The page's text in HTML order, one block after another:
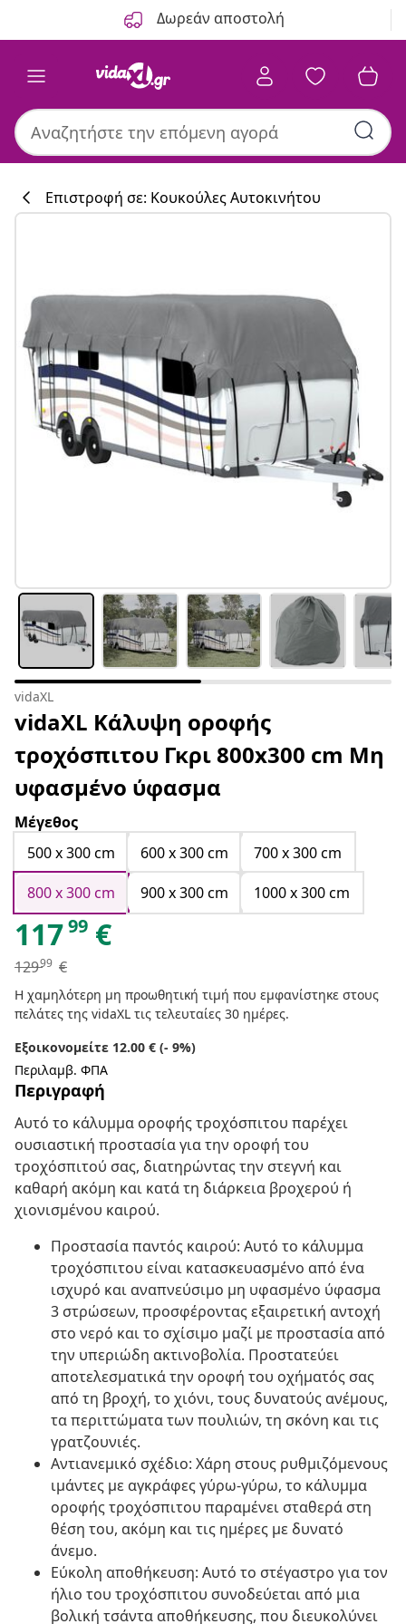
Δωρεάν αποστολή
#sharemevidaxl
Επιστροφή σε: Κουκούλες Αυτοκινήτου
vidaXL
vidaXL Κάλυψη οροφής
τροχόσπιτου Γκρι 800x300 cm Μη
υφασμένο ύφασμα
Μέγεθος
500 x 300 cm
600 x 300 cm
700 x 300 cm
800 x 300 cm
900 x 300 cm 1000 x 300 cm
11799 €
12999 €
Η χαμηλότερη μη προωθητική τιμή που εμφανίστηκε στους
πελάτες της vidaXL τις τελευταίες 30 ημέρες.
Εξοικονομείτε 12.00 € (- 9%)
Περιλαμβ. ΦΠΑ
Περιγραφή
Αυτό το κάλυμμα οροφής τροχόσπιτου παρέχει
ουσιαστική προστασία για την οροφή του
τροχόσπιτού σας, διατηρώντας την στεγνή και
καθαρή ακόμη και κατά τη διάρκεια βροχερού ή
χιονισμένου καιρού.
Προστασία παντός καιρού: Αυτό το κάλυμμα
τροχόσπιτου είναι κατασκευασμένο από ένα
ισχυρό και αναπνεύσιμο μη υφασμένο ύφασμα
3 στρώσεων, προσφέροντας εξαιρετική αντοχή
στο νερό και το σχίσιμο μαζί με προστασία από
την υπεριώδη ακτινοβολία. Προστατεύει
αποτελεσματικά την οροφή του οχήματός σας
από τη βροχή, το χιόνι, τους δυνατούς ανέμους,
τα περιττώματα των πουλιών, τη σκόνη και τις
γρατζουνιές.
Αντιανεμικό σχέδιο: Χάρη στους ρυθμιζόμενους
ιμάντες με αγκράφες γύρω-γύρω, το κάλυμμα
οροφής τροχόσπιτου παραμένει σταθερά στη
θέση του, ακόμη και τις ημέρες με δυνατό
άνεμο.
Εύκολη αποθήκευση: Αυτό το στέγαστρο για τον
ήλιο του τροχόσπιτου συνοδεύεται από μια
βολική τσάντα αποθήκευσης, που διευκολύνει